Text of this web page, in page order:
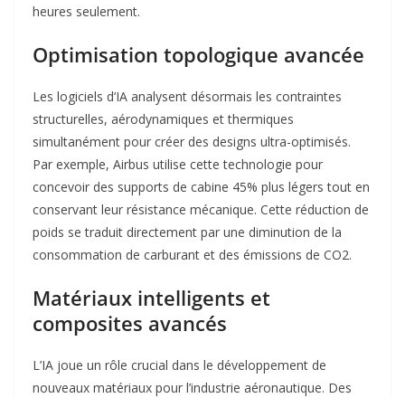
heures seulement.
Optimisation topologique avancée
Les logiciels d’IA analysent désormais les contraintes
structurelles, aérodynamiques et thermiques
simultanément pour créer des designs ultra-optimisés.
Par exemple, Airbus utilise cette technologie pour
concevoir des supports de cabine 45% plus légers tout en
conservant leur résistance mécanique. Cette réduction de
poids se traduit directement par une diminution de la
consommation de carburant et des émissions de CO2.
Matériaux intelligents et
composites avancés
L’IA joue un rôle crucial dans le développement de
nouveaux matériaux pour l’industrie aéronautique. Des